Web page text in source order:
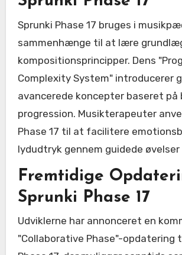
Sprunki Phase 17 bruges i
sammenhænge til at lære
kompositionsprincipper. Dens
Complexity System" introducerer
avancerede koncepter baseret på
progression. Musikterapeuter
Phase 17 til at facilitere
lydudtryk gennem guidede øvelser
Fremtidige
Sprunki Phase 17
Udviklerne har annonceret en
"Collaborative Phase"-opdatering